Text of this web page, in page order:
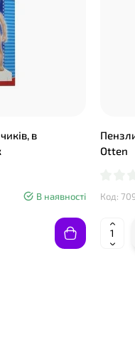
в
В наявності
Otten
Код: